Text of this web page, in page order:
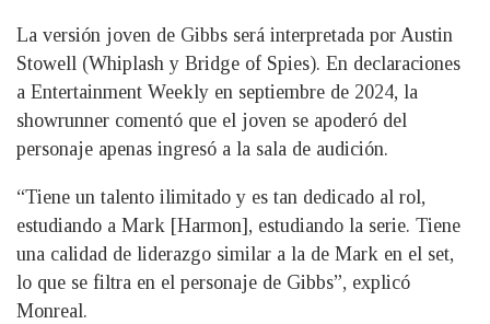
La versión joven de Gibbs será interpretada por Austin
Stowell (Whiplash y Bridge of Spies). En declaraciones
a Entertainment Weekly en septiembre de 2024, la
showrunner comentó que el joven se apoderó del
personaje apenas ingresó a la sala de audición.
“Tiene un talento ilimitado y es tan dedicado al rol,
estudiando a Mark [Harmon], estudiando la serie. Tiene
una calidad de liderazgo similar a la de Mark en el set,
lo que se filtra en el personaje de Gibbs”, explicó
Monreal.